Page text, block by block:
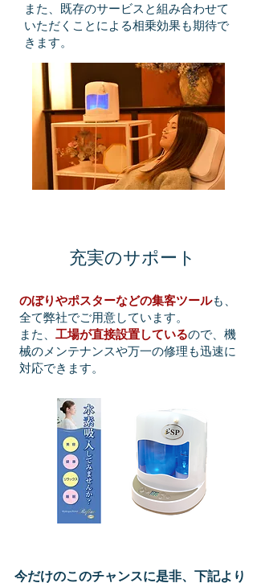
​また、既存のサービスと組み合わせて
いただくことによる相乗効果も期待で
きます。
​充実のサポート
のぼりやポスターなどの集客ツールも、
全て弊社でご用意しています。
また、 工場が直接設置しているので、機
械のメンテナンスや万一の修理も迅速に
対応できます。
今だけのこのチャンスに是非、下記より